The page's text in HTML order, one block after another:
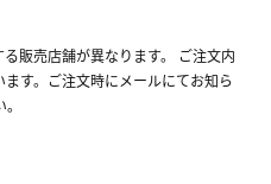
販売店舗が異なります。 ご注文内
す。ご注文時にメールにてお知ら